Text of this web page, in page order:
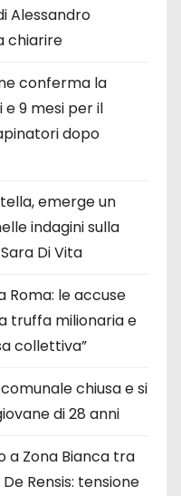
Alessandro
chiarire
conferma la
e 9 mesi per il
dopo
emerge un
indagini sulla
Di Vita
Roma: le accuse
truffa milionaria e
collettiva”
chiusa e si
di 28 anni
a Zona Bianca tra
Rensis: tensione